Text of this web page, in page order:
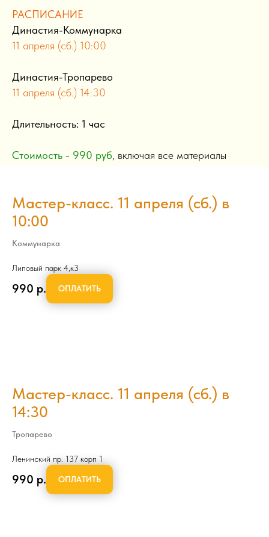
РАСПИСАНИЕ
Династия-Коммунарка
11 апреля (сб.) 10:00
Династия-Тропарево
11 апреля (сб.) 14:30
Длительность: 1 час
Стоимость - 990 руб, включая все материалы
Мастер-класс. 11 апреля (сб.) в
10:00
Коммунарка
Липовый парк 4,к3
990 р. ОПЛАТИТЬ
Мастер-класс. 11 апреля (сб.) в
14:30
Тропарево
Ленинский пр. 137 корп 1
990 р. ОПЛАТИТЬ